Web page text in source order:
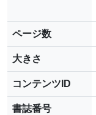
ページ数
大きさ
コンテンツID
書誌番号